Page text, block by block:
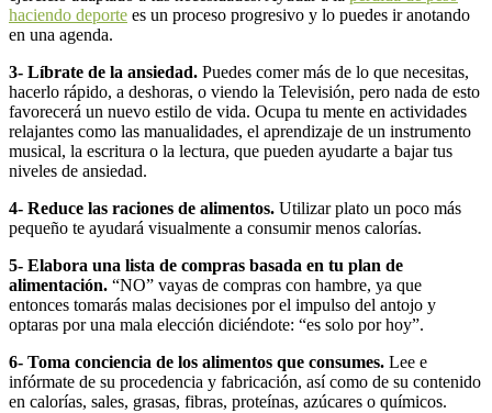
haciendo deporte es un proceso progresivo y lo puedes ir anotando
en una agenda.
3- Líbrate de la ansiedad. Puedes comer más de lo que necesitas,
hacerlo rápido, a deshoras, o viendo la Televisión, pero nada de esto
favorecerá un nuevo estilo de vida. Ocupa tu mente en actividades
relajantes como las manualidades, el aprendizaje de un instrumento
musical, la escritura o la lectura, que pueden ayudarte a bajar tus
niveles de ansiedad.
4- Reduce las raciones de alimentos. Utilizar plato un poco más
pequeño te ayudará visualmente a consumir menos calorías.
5- Elabora una lista de compras basada en tu plan de
alimentación. “NO” vayas de compras con hambre, ya que
entonces tomarás malas decisiones por el impulso del antojo y
optaras por una mala elección diciéndote: “es solo por hoy”.
6- Toma conciencia de los alimentos que consumes. Lee e
infórmate de su procedencia y fabricación, así como de su contenido
en calorías, sales, grasas, fibras, proteínas, azúcares o químicos.